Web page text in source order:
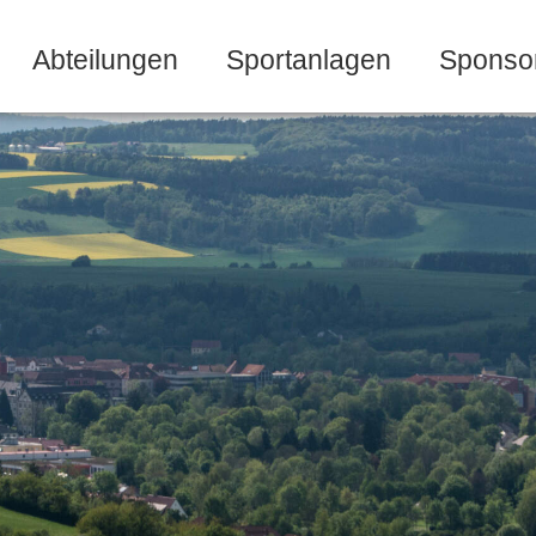
Abteilungen Sportanlagen